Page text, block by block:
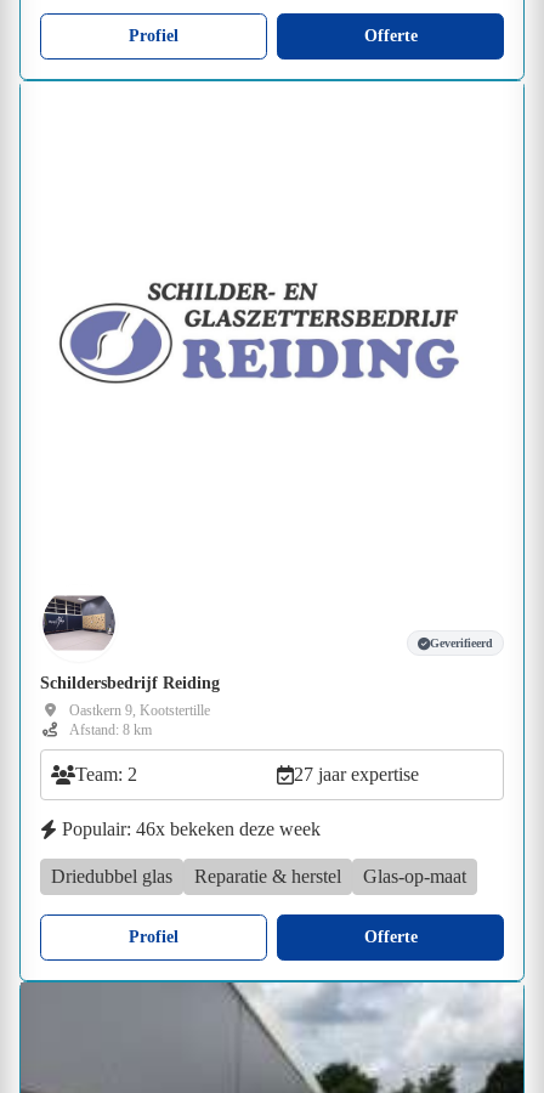
Profiel Offerte
Geverifieerd
Schildersbedrijf Reiding
Oastkern 9, Kootstertille
Afstand: 8 km
Team: 2 27 jaar expertise
Populair: 46x bekeken deze week
Driedubbel glas Reparatie & herstel Glas-op-maat
Profiel Offerte